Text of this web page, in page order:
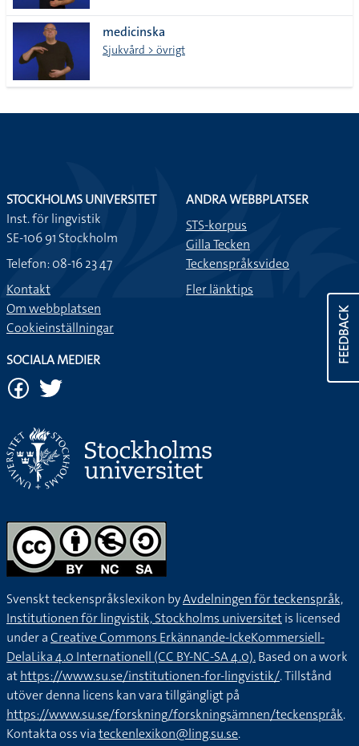
medicinska
Sjukvård > övrigt
FEEDBACK
STOCKHOLMS UNIVERSITET
Inst. för lingvistik
SE-106 91 Stockholm
Telefon: 08-16 23 47
Kontakt
Om webbplatsen
Cookieinställningar
ANDRA WEBBPLATSER
STS-korpus
Gilla Tecken
Teckenspråksvideo
Fler länktips
SOCIALA MEDIER
Svenskt teckenspråkslexikon byAvdelningen för teckenspråk,
Institutionen för lingvistik, Stockholms universitetis licensed
under aCreative Commons Erkännande-IckeKommersiell-
DelaLika 4.0 Internationell (CC BY-NC-SA 4.0).Based on a work
athttps://www.su.se/institutionen-for-lingvistik/. Tillstånd
utöver denna licens kan vara tillgängligt på
https://www.su.se/forskning/forskningsämnen/teckenspråk.
Kontakta oss viateckenlexikon@ling.su.se.